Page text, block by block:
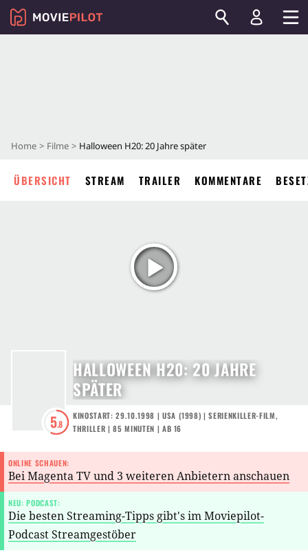
Home Filme Halloween H20: 20 Jahre später
ÜBERSICHT STREAM TRAILER KOMMENTARE
5.8
HALLOWEEN H20: 20 JAHRE
SPÄTER
KINOSTART: 29.10.1998 | USA (1998) |SERIENKILLER-FILM,
THRILLER | 85 MINUTEN | AB 16
ONLINE SCHAUEN:
Bei Magenta TV und 3 weiteren Anbietern anschauen
NEU: PODCAST:
Die besten Streaming-Tipps gibt's im Moviepilot-
Podcast Streamgestöber